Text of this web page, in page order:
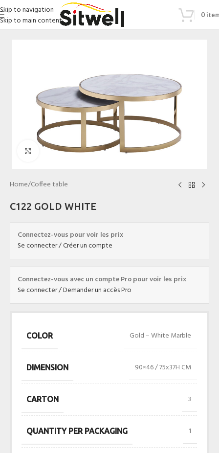
Skip to navigation
Skip to main content
0
Click to enlarge
Home/Coffee table
C122 GOLD WHITE
Connectez-vous pour voir les prix
Se connecter / Créer un compte
Connectez-vous avec un compte Pro pour voir les prix
Se connecter / Demander un accès Pro
COLOR Gold – White Marble
DIMENSION 90×46 / 75x37H CM
CARTON 3
QUANTITY PER PACKAGING 1